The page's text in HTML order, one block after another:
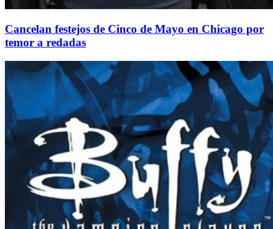
Cancelan festejos de Cinco de Mayo en Chicago por
temor a redadas